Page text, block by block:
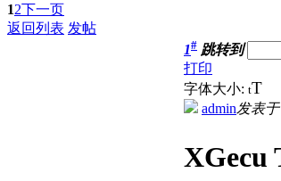
12下一页
返回列表 发帖
1# 跳转到
打印
字体大小: tT
admin发表于
XGecu